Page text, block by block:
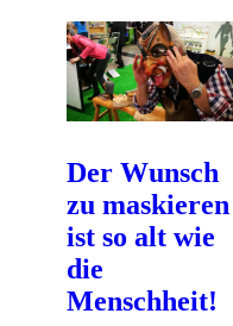
Der Wunsch
zu maskieren
ist so alt wie
die
Menschheit!